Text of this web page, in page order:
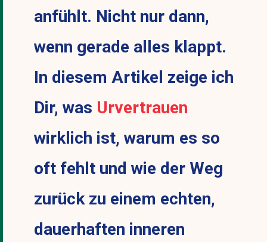
anfühlt. Nicht nur dann,
wenn gerade alles klappt.
In diesem Artikel zeige ich
Dir, was Urvertrauen
wirklich ist, warum es so
oft fehlt und wie der Weg
zurück zu einem echten,
dauerhaften inneren